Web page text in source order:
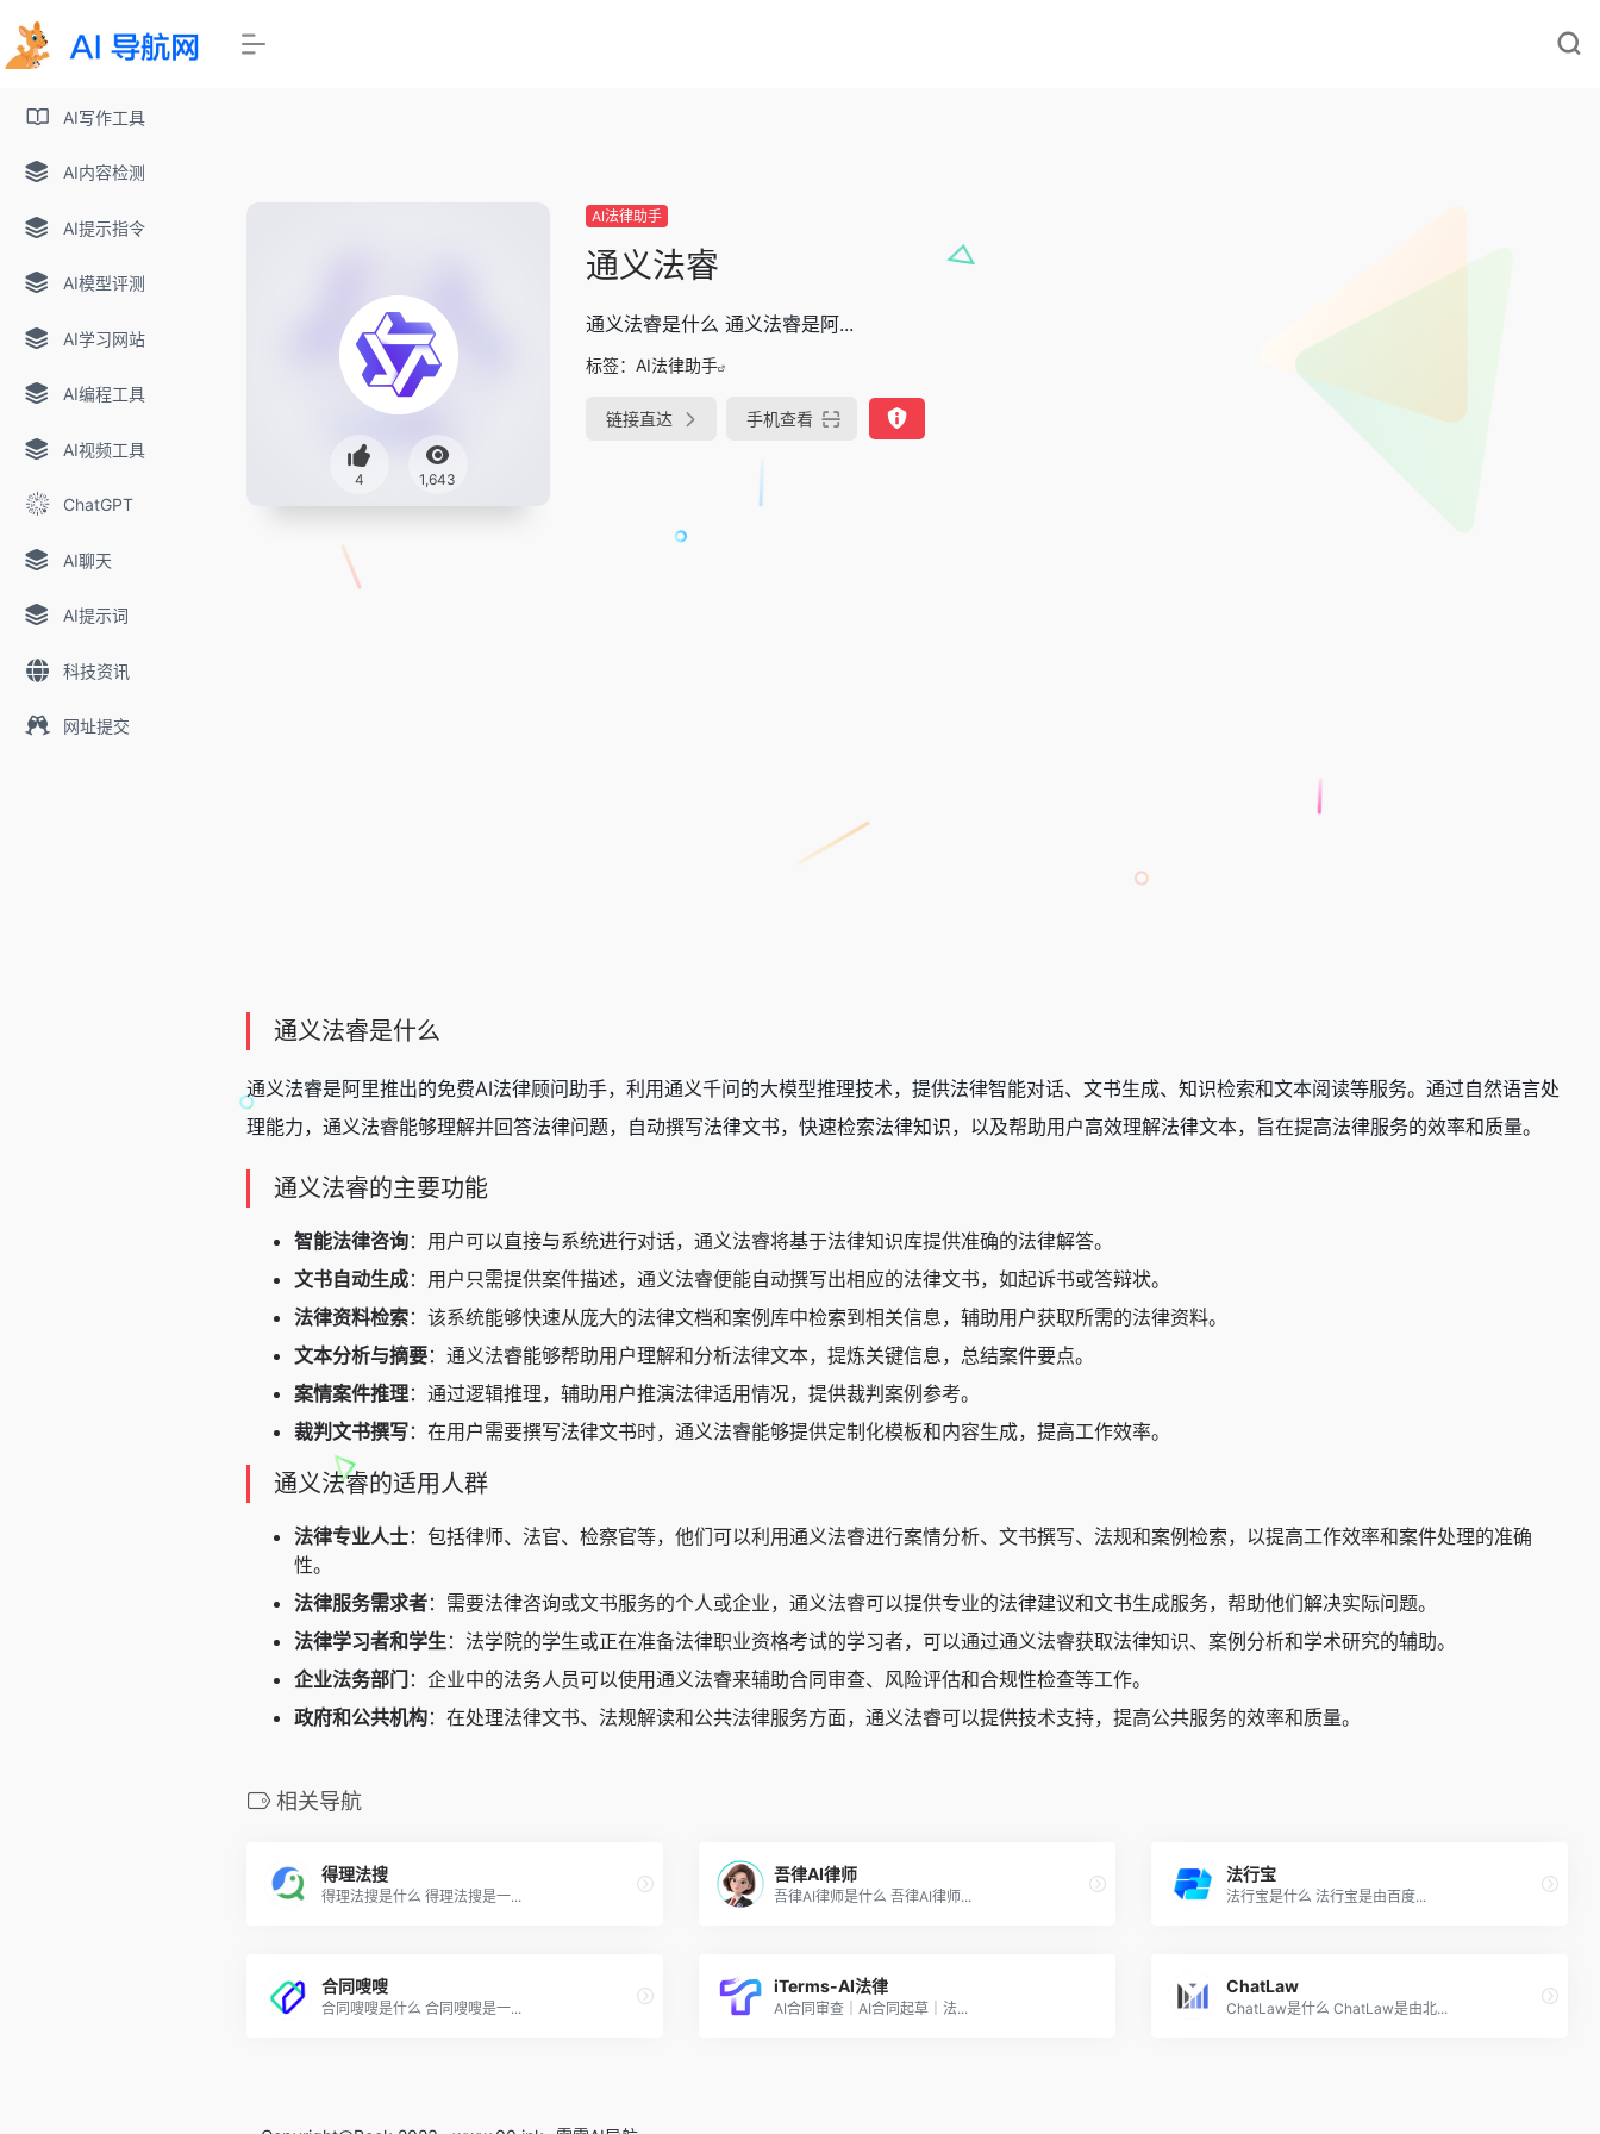
AI写作工具
AI内容检测
AI提示指令
AI模型评测
AI学习网站
AI编程工具
AI视频工具
ChatGPT
AI聊天
AI提示词
科技资讯
网址提交
4 1,643
AI法律助手
通义法睿
通义法睿是什么 通义法睿是阿...
标签： AI法律助手
链接直达 手机查看
通义法睿是什么
通义法睿是阿里推出的免费AI法律顾问助手，利用通义千问的大模型推理技术，提供法律智能对话、文书生成、知识检索和文本阅读等服务。通过自然语言处
理能力，通义法睿能够理解并回答法律问题，自动撰写法律文书，快速检索法律知识，以及帮助用户高效理解法律文本，旨在提高法律服务的效率和质量。
通义法睿的主要功能
智能法律咨询：用户可以直接与系统进行对话，通义法睿将基于法律知识库提供准确的法律解答。
文书自动生成：用户只需提供案件描述，通义法睿便能自动撰写出相应的法律文书，如起诉书或答辩状。
法律资料检索：该系统能够快速从庞大的法律文档和案例库中检索到相关信息，辅助用户获取所需的法律资料。
文本分析与摘要：通义法睿能够帮助用户理解和分析法律文本，提炼关键信息，总结案件要点。
案情案件推理：通过逻辑推理，辅助用户推演法律适用情况，提供裁判案例参考。
裁判文书撰写：在用户需要撰写法律文书时，通义法睿能够提供定制化模板和内容生成，提高工作效率。
通义法睿的适用人群
法律专业人士：包括律师、法官、检察官等，他们可以利用通义法睿进行案情分析、文书撰写、法规和案例检索，以提高工作效率和案件处理的准确
性。
法律服务需求者：需要法律咨询或文书服务的个人或企业，通义法睿可以提供专业的法律建议和文书生成服务，帮助他们解决实际问题。
法律学习者和学生：法学院的学生或正在准备法律职业资格考试的学习者，可以通过通义法睿获取法律知识、案例分析和学术研究的辅助。
企业法务部门 ：企业中的法务人员可以使用通义法睿来辅助合同审查、风险评估和合规性检查等工作。
政府和公共机构：在处理法律文书、法规解读和公共法律服务方面，通义法睿可以提供技术支持，提高公共服务的效率和质量。
相关导航
得理法搜
得理法搜是什么 得理法搜是一...
吾律AI律师
吾律AI律师是什么 吾律AI律师...
法行宝
法行宝是什么 法行宝是由百度...
合同嗖嗖
合同嗖嗖是什么 合同嗖嗖是一...
iTerms-AI法律
AI合同审查｜AI合同起草｜法...
ChatLaw
ChatLaw是什么 ChatLaw是由北...